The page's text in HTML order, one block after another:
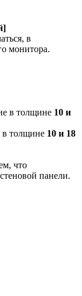
в
монитора.
в толщине 10 и
в толщине 10 и 18
что
панели.